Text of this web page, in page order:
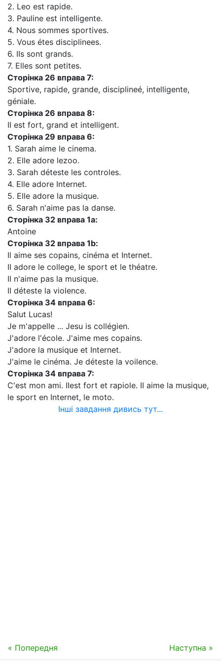
2. Leo est rapide.
3. Pauline est intelligente.
4. Nous sommes sportives.
5. Vous étes disciplinees.
6. IIs sont grands.
7. Elles sont petites.
Сторінка 26 вправа 7:
Sportive, rapide, grande, disciplineé, intelligente,
géniale.
Сторінка 26 вправа 8:
II est fort, grand et intelligent.
Сторінка 29 вправа 6:
1. Sarah aime le cinema.
2. Elle adore lezoo.
3. Sarah déteste les controles.
4. Elle adore Internet.
5. Elle adore la musique.
6. Sarah n'aime pas la danse.
Сторінка 32 вправа 1a:
Antoine
Сторінка 32 вправа 1b:
Il aime ses copains, cinéma et Internet.
II adore le college, le sport et le théatre.
II n'aime pas la musique.
II déteste la violence.
Сторінка 34 вправа 6:
Salut Lucas!
Je m'appelle ... Jesu is collégien.
J'adore l'école. J'aime mes copains.
J'adore la musique et Internet.
J'aime le cinéma. Je déteste la voilence.
Сторінка 34 вправа 7:
C'est mon ami. IIest fort et rapiole. II aime la musique,
le sport en Internet, le moto.
Інші завдання дивись тут...
« Попередня Наступна »